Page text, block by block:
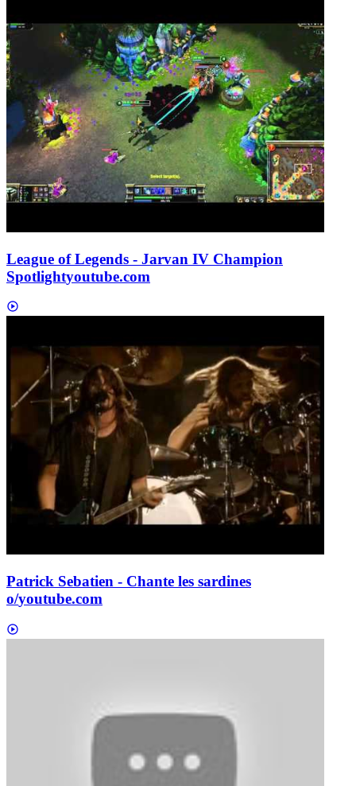
League of Legends - Jarvan IV Champion
Spotlightyoutube.com
Patrick Sebatien - Chante les sardines
o/youtube.com